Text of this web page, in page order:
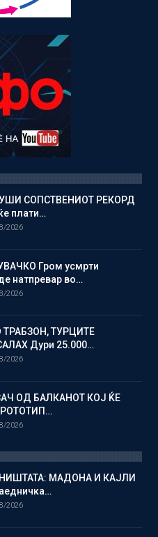
СОПСТВЕНИОТ РЕКОРД
плати…
2026
Гром усмрти
натпревар во…
2026
ТУРЦИТЕ
Дури 25.000…
2026
ОД БАЛКАНОТ КОЈ ЌЕ
2026
МАДОНА И КАЈЛИ
2026